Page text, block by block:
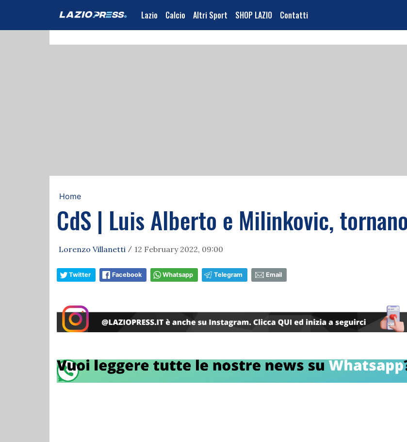
Lazio Calcio Altri Sport SHOP LAZIO Contatti
Home
CdS | Luis Alberto e Milinkovic,
Lorenzo Villanetti / 12 February 2022, 09:00
Twitter Facebook Whatsapp Telegram Email